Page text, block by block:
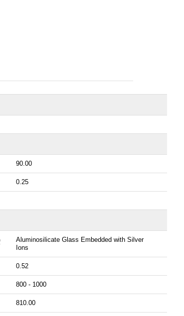
90.00
0.25
Aluminosilicate Glass Embedded with Silver
Ions
0.52
800 - 1000
810.00